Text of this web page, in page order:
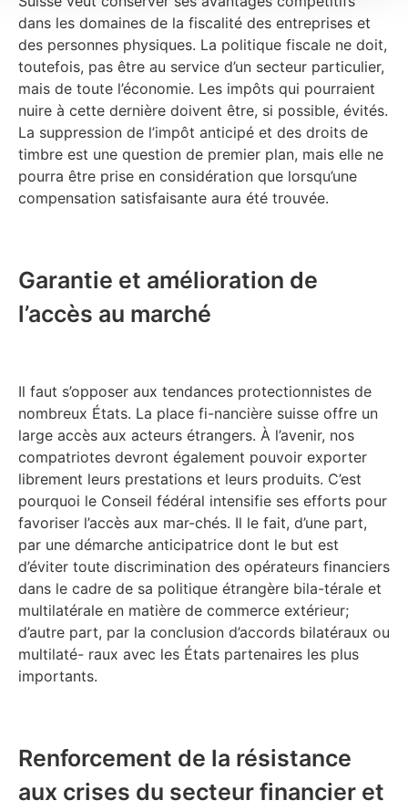
dans les domaines de la fiscalité des entreprises et
des personnes physiques. La politique fiscale ne doit,
toutefois, pas être au service d’un secteur particulier,
mais de toute l’économie. Les impôts qui pourraient
nuire à cette dernière doivent être, si possible, évités.
La suppression de l’impôt anticipé et des droits de
timbre est une question de premier plan, mais elle ne
pourra être prise en considération que lorsqu’une
compensation satisfaisante aura été trouvée.
Garantie et amélioration de
l’accès au marché
Il faut s’opposer aux tendances protectionnistes de
nombreux États. La place fi-nancière suisse offre un
large accès aux acteurs étrangers. À l’avenir, nos
compatriotes devront également pouvoir exporter
librement leurs prestations et leurs produits. C’est
pourquoi le Conseil fédéral intensifie ses efforts pour
favoriser l’accès aux mar-chés. Il le fait, d’une part,
par une démarche anticipatrice dont le but est
d’éviter toute discrimination des opérateurs financiers
dans le cadre de sa politique étrangère bila-térale et
multilatérale en matière de commerce extérieur;
d’autre part, par la conclusion d’accords bilatéraux ou
multilaté- raux avec les États partenaires les plus
importants.
Renforcement de la résistance
aux crises du secteur financier et